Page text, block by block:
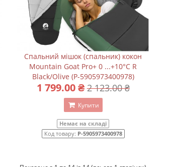
Спальний мішок (спальник) кокон
Mountain Goat Pro+ 0 ...+10°C R
Black/Olive (P-5905973400978)
1 799.00 ₴ 2 123.00 ₴
Купити
Немає на складі
Код товару: P-5905973400978